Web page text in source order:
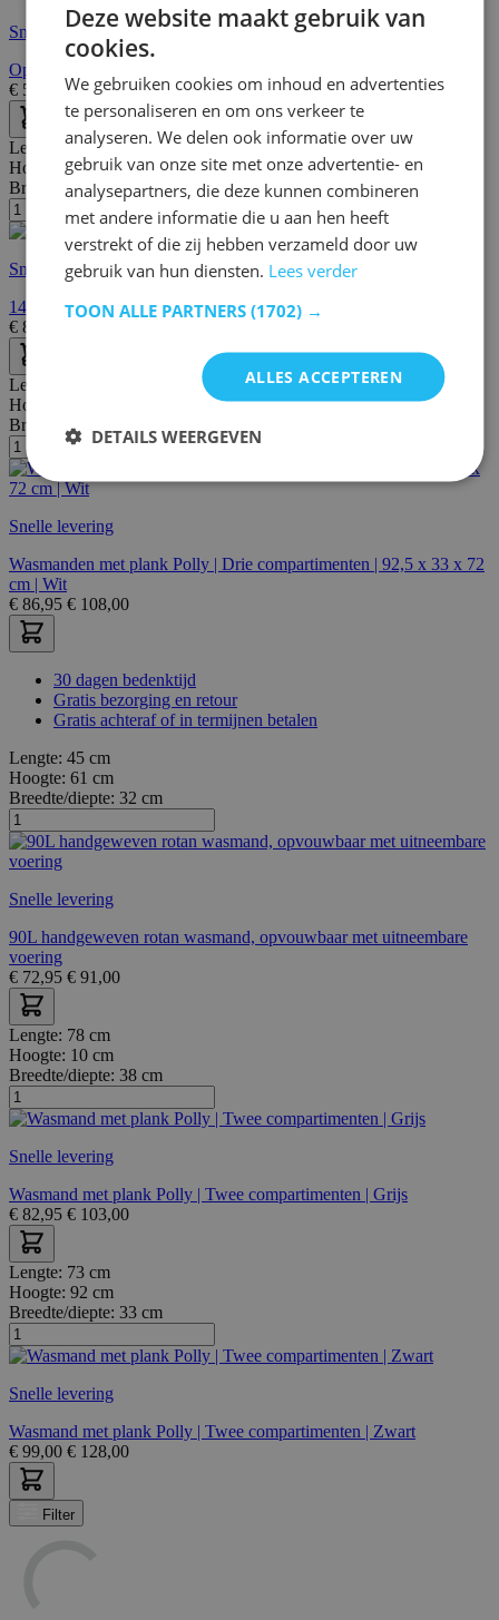
Snelle levering
Opvouwbare wasmand met deksel, 150L, sorteren 3 secties
€ 53,95 €68,00
Lengte:66 cm
Hoogte:66 cm
Breedte/diepte:33 cm
Snelle levering
140L wasmand in rotan-stijl met deksel, voering en handgrepen
€ 89,95
Lengte:
Hoogte:
Breedte/diepte:
Snelle levering
Wasmanden met plank Polly | Drie compartimenten | 92,5 x 33 x 72
cm | Wit
€ 86,95 € 108,00
30 dagen bedenktijd
Gratis bezorging en retour
Gratis achteraf of in termijnen betalen
Lengte: 45 cm
Hoogte: 61 cm
Breedte/diepte: 32 cm
Snelle levering
90L handgeweven rotan wasmand, opvouwbaar met uitneembare
voering
€ 72,95 € 91,00
Lengte: 78 cm
Hoogte: 10 cm
Breedte/diepte: 38 cm
Snelle levering
Wasmand met plank Polly | Twee compartimenten | Grijs
€ 82,95 € 103,00
Lengte: 73 cm
Hoogte: 92 cm
Breedte/diepte: 33 cm
Snelle levering
Wasmand met plank Polly | Twee compartimenten | Zwart
€ 99,00 € 128,00
Filter
Deze website maakt gebruik van
cookies.
We gebruiken cookies om inhoud en advertenties
te personaliseren en om ons verkeer te
analyseren. We delen ook informatie over uw
gebruik van onze site met onze advertentie- en
analysepartners, die deze kunnen combineren
met andere informatie die u aan hen heeft
verstrekt of die zij hebben verzameld door uw
gebruik van hun diensten. Lees verder
TOON ALLE PARTNERS (1702) →
ALLES ACCEPTEREN
DETAILS WEERGEVEN